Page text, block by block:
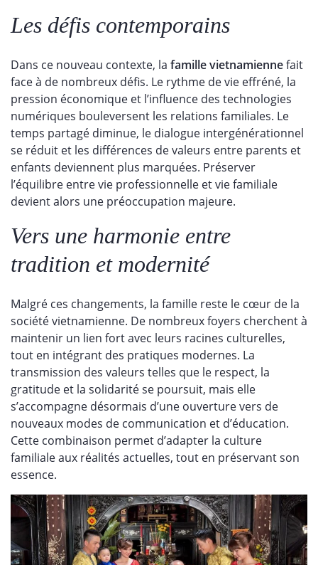
Les défis contemporains
Dans ce nouveau contexte, la famille vietnamiennefait
face à de nombreux défis. Le rythme de vie effréné, la
pression économique et l’influence des technologies
numériques bouleversent les relations familiales. Le
temps partagé diminue, le dialogue intergénérationnel
se réduit et les différences de valeurs entre parents et
enfants deviennent plus marquées. Préserver
l’équilibre entre vie professionnelle et vie familiale
devient alors une préoccupation majeure.
Vers une harmonie entre
tradition et modernité
Malgré ces changements, la famille reste le cœur de la
société vietnamienne. De nombreux foyers cherchent à
maintenir un lien fort avec leurs racines culturelles,
tout en intégrant des pratiques modernes. La
transmission des valeurs telles que le respect, la
gratitude et la solidarité se poursuit, mais elle
s’accompagne désormais d’une ouverture vers de
nouveaux modes de communication et d’éducation.
Cette combinaison permet d’adapter la culture
familiale aux réalités actuelles, tout en préservant son
essence.